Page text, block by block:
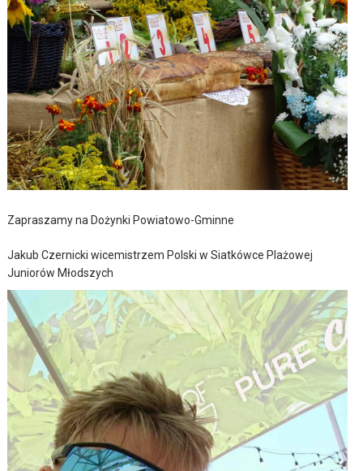
Zapraszamy na Dożynki Powiatowo-Gminne
Jakub Czernicki wicemistrzem Polski w Siatkówce Plażowej
Juniorów Młodszych